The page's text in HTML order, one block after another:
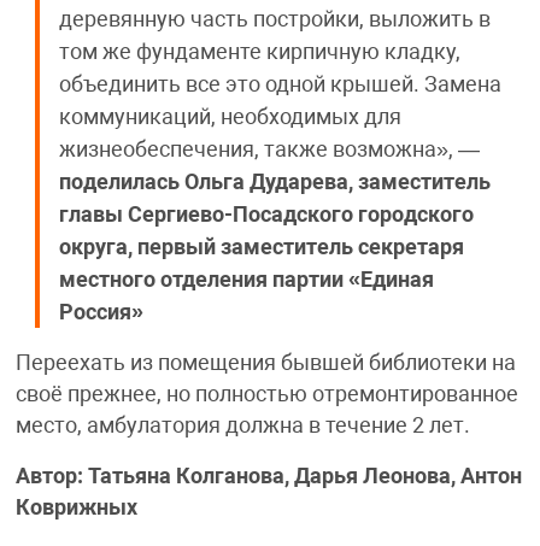
деревянную часть постройки, выложить в
том же фундаменте кирпичную кладку,
объединить все это одной крышей. Замена
коммуникаций, необходимых для
жизнеобеспечения, также возможна», —
поделилась Ольга Дударева, заместитель
главы Сергиево-Посадского городского
округа, первый заместитель секретаря
местного отделения партии «Единая
Россия»
Переехать из помещения бывшей библиотеки на
своё прежнее, но полностью отремонтированное
место, амбулатория должна в течение 2 лет.
Автор: Татьяна Колганова, Дарья Леонова, Антон
Коврижных